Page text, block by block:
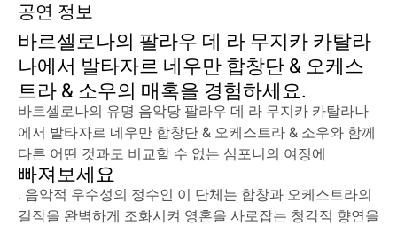
공연 정보
바르셀로나의 팔라우 데 라 무지카 카탈라
나에서 발타자르 네우만 합창단 & 오케스
트라 & 소우의 매혹을 경험하세요.
바르셀로나의 유명 음악당 팔라우 데 라 무지카 카탈라나
에서 발타자르 네우만 합창단 & 오케스트라 & 소우와 함께
다른 어떤 것과도 비교할 수 없는 심포니의 여정에
빠져보세요
. 음악적 우수성의 정수인 이 단체는 합창과 오케스트라의
걸작을 완벽하게 조화시켜 영혼을 사로잡는 청각적 향연을